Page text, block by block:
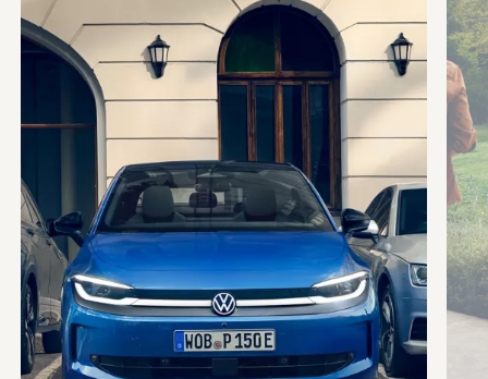
Volkswagen Apps, Login und Shop
Handy und Fahrzeug verbinden
Updates für Software, Karten und Radio
Über Ihr Auto
Vorgängermodelle
Kundeninformationen
Volkswagen Kundenbetreuung
Warn- und Kontrollleuchten
Assistenzsysteme
Digitale Betriebsanleitung
Live Beratung
Magazin
Lifestyle
Transport
Familie
Elektromobilität
Volkswagen R
Pannen- und Unfallhilfe
Volkswagen Kundenbetreuung